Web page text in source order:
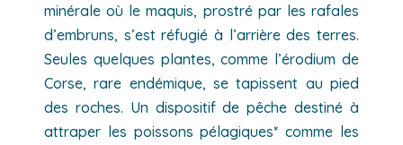
minérale où le maquis, prostré par les rafales
d’embruns, s’est réfugié à l’arrière des terres.
Seules quelques plantes, comme l’érodium de
Corse, rare endémique, se tapissent au pied
des roches. Un dispositif de pêche destiné à
attraper les poissons pélagiques* comme les